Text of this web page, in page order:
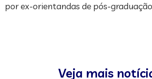
por ex-orientandas de pós-
Veja mais